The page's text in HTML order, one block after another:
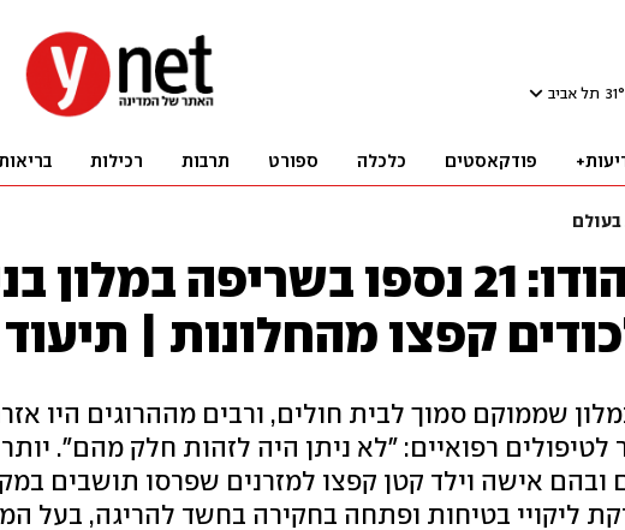
31° תל אביב
פודקאסטים כלכלה ספורט תרבות רכילות
אסון בהודו: 21 נספו בשריפה במלון
קפצו מהחלונות | תיעוד
שממוקם סמוך לבית חולים, ורבים מההרוגים היו
ובהם אישה וילד קטן קפצו למזרנים שפרסו תושבים
ליקויי בטיחות ופתחה בחקירה בחשד להריגה, בעל